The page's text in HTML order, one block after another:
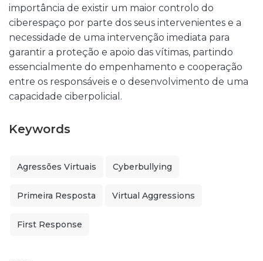
importância de existir um maior controlo do
ciberespaço por parte dos seus intervenientes e a
necessidade de uma intervenção imediata para
garantir a proteção e apoio das vítimas, partindo
essencialmente do empenhamento e cooperação
entre os responsáveis e o desenvolvimento de uma
capacidade ciberpolicial.
Keywords
Agressões Virtuais Cyberbullying
Primeira Resposta Virtual Aggressions
First Response